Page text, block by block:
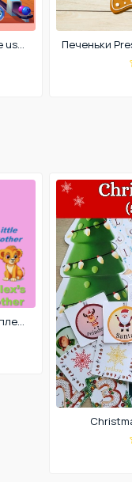
Квест Amusement Park: used to, to be used to, get used to
Презентация для отработки и закрепления притяжательной конструкции